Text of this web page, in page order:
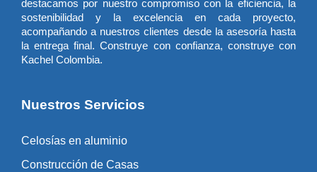
destacamos por nuestro compromiso con la eficiencia, la
sostenibilidad y la excelencia en cada proyecto,
acompañando a nuestros clientes desde la asesoría hasta
la entrega final. Construye con confianza, construye con
Kachel Colombia.
Nuestros Servicios
Celosías en aluminio
Construcción de Casas